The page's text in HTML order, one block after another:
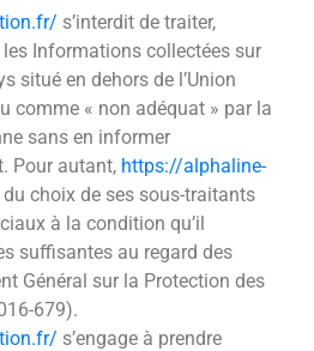
s’interdit de traiter,
Informations collectées sur
situé en dehors de l’Union
comme « non adéquat » par la
sans en informer
Pour autant, https://alphaline-
du choix de ses sous-traitants
à la condition qu’il
suffisantes au regard des
Général sur la Protection des
679).
s’engage à prendre